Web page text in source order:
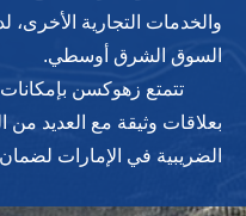
والخدمات التجارية
السوق الشرق أوسطي.
تتمتع زهوكسن بإمكانات
بعلاقات وثيقة مع العديد من
الضريبية في الإمارات